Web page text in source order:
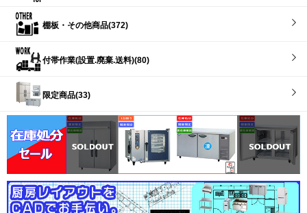
棚板・その他商品(372)
付帯作業(設置.廃棄.送料)(80)
限定商品(33)